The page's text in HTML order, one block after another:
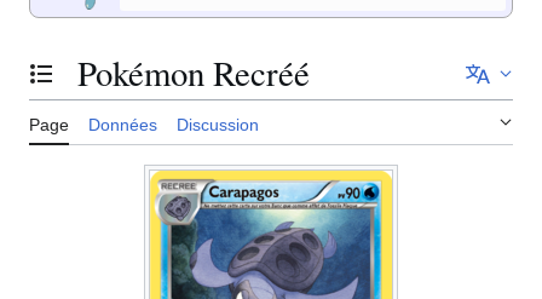
Basculer la table des matières
Pokémon Recréé
Page Données Discussion